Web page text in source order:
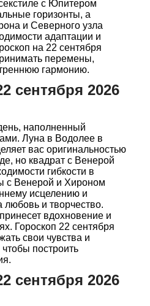
с Юпитером
горизонты, а
и Северного узла
адаптации и
на 22 сентября
перемены,
гармонию.
сентября 2026
наполненный
Луна в Водолее в
вас оригинальностью
но квадрат с Венерой
гибкости в
с Венерой и Хироном
исцелению и
любовь и творчество.
вдохновение и
Гороскоп 22 сентября
свои чувства и
построить
сентября 2026